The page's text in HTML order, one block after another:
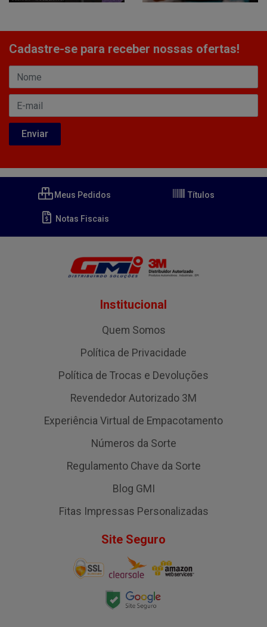
Cadastre-se para receber nossas ofertas!
Meus Pedidos Títulos
Notas Fiscais
Institucional
Quem Somos
Política de Privacidade
Política de Trocas e Devoluções
Revendedor Autorizado 3M
Experiência Virtual de Empacotamento
Números da Sorte
Regulamento Chave da Sorte
Blog GMI
Fitas Impressas Personalizadas
Site Seguro